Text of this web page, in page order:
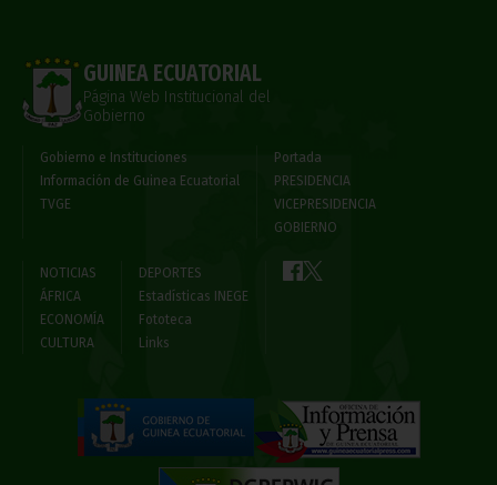
GUINEA ECUATORIAL
Página Web Institucional del
Gobierno
Gobierno e Instituciones
Información de Guinea Ecuatorial
TVGE
Portada
PRESIDENCIA
VICEPRESIDENCIA
GOBIERNO
NOTICIAS
ÁFRICA
ECONOMÍA
CULTURA
DEPORTES
Estadísticas INEGE
Fototeca
Links